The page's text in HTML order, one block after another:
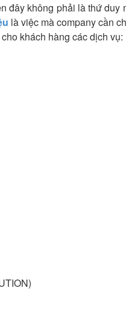
đây không phải là thứ duy
là việc mà company cần
khách hàng các dịch vụ: